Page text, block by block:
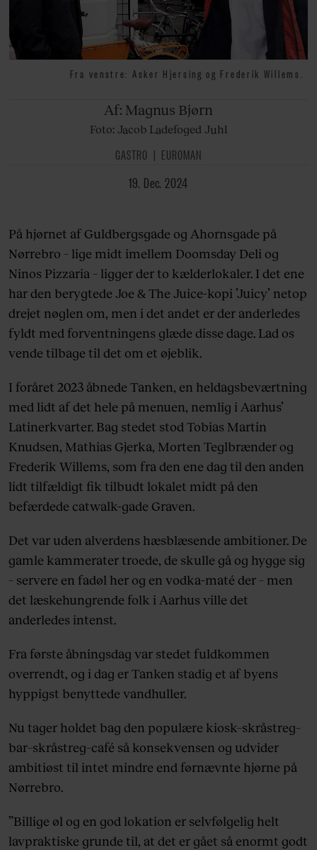
Fra venstre: Asker Hjersing og Frederik Willems.
Af: Magnus Bjørn
Foto: Jacob Ladefoged Juhl
GASTRO EUROMAN
19. Dec. 2024
På hjørnet af Guldbergsgade og Ahornsgade på
Nørrebro – lige midt imellem Doomsday Deli og
Ninos Pizzaria – ligger der to kælderlokaler. I det ene
har den berygtede Joe & The Juice-kopi ’Juicy’ netop
drejet nøglen om, men i det andet er der anderledes
fyldt med forventningens glæde disse dage. Lad os
vende tilbage til det om et øjeblik.
I foråret 2023 åbnede Tanken, en heldagsbeværtning
med lidt af det hele på menuen, nemlig i Aarhus’
Latinerkvarter. Bag stedet stod Tobias Martin
Knudsen, Mathias Gjerka, Morten Teglbrænder og
Frederik Willems, som fra den ene dag til den anden
lidt tilfældigt fik tilbudt lokalet midt på den
befærdede catwalk-gade Graven.
Det var uden alverdens hæsblæsende ambitioner. De
gamle kammerater troede, de skulle gå og hygge sig
– servere en fadøl her og en vodka-maté der – men
det læskehungrende folk i Aarhus ville det
anderledes intenst.
Fra første åbningsdag var stedet fuldkommen
overrendt, og i dag er Tanken stadig et af byens
hyppigst benyttede vandhuller.
Nu tager holdet bag den populære kiosk–skråstreg–
bar–skråstreg–café så konsekvensen og udvider
ambitiøst til intet mindre end førnævnte hjørne på
Nørrebro.
”Billige øl og en god lokation er selvfølgelig helt
lavpraktiske grunde til, at det er gået så enormt godt